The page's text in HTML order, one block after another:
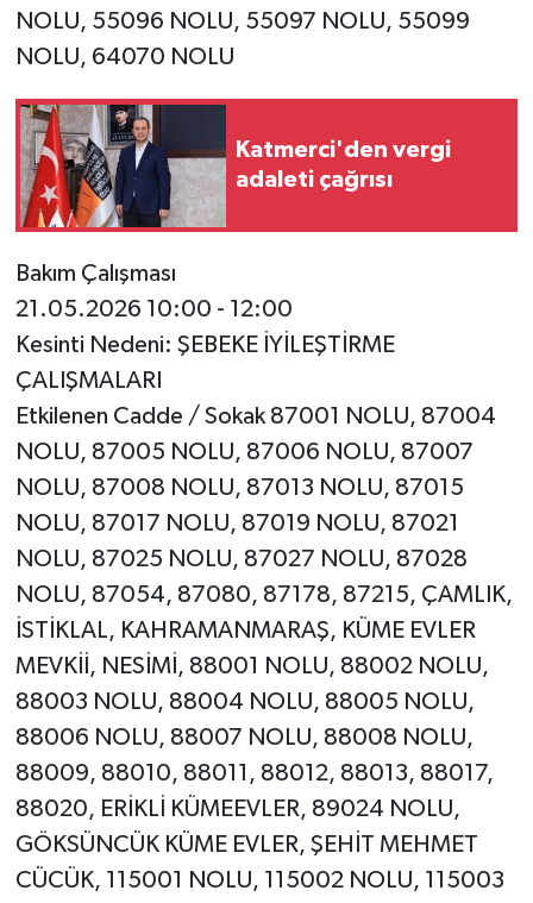
NOLU, 55096 NOLU, 55097 NOLU, 55099
NOLU, 64070 NOLU
Katmerci'den vergi
adaleti çağrısı
Bakım Çalışması
21.05.2026 10:00 - 12:00
Kesinti Nedeni: ŞEBEKE İYİLEŞTİRME
ÇALIŞMALARI
Etkilenen Cadde / Sokak 87001 NOLU, 87004
NOLU, 87005 NOLU, 87006 NOLU, 87007
NOLU, 87008 NOLU, 87013 NOLU, 87015
NOLU, 87017 NOLU, 87019 NOLU, 87021
NOLU, 87025 NOLU, 87027 NOLU, 87028
NOLU, 87054, 87080, 87178, 87215, ÇAMLIK,
İSTİKLAL, KAHRAMANMARAŞ, KÜME EVLER
MEVKİİ, NESİMİ, 88001 NOLU, 88002 NOLU,
88003 NOLU, 88004 NOLU, 88005 NOLU,
88006 NOLU, 88007 NOLU, 88008 NOLU,
88009, 88010, 88011, 88012, 88013, 88017,
88020, ERİKLİ KÜMEEVLER, 89024 NOLU,
GÖKSÜNCÜK KÜME EVLER, ŞEHİT MEHMET
CÜCÜK, 115001 NOLU, 115002 NOLU, 115003